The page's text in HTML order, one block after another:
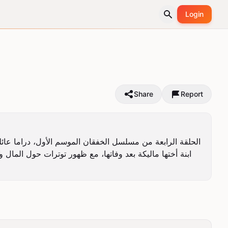
Login
Share Report